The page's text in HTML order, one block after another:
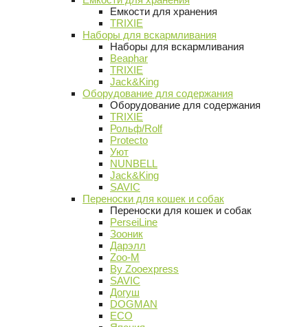
Емкости для хранения
TRIXIE
Наборы для вскармливания
Наборы для вскармливания
Beaphar
TRIXIE
Jack&King
Оборудование для содержания
Оборудование для содержания
TRIXIE
Рольф/Rolf
Protecto
Уют
NUNBELL
Jack&King
SAVIC
Переноски для кошек и собак
Переноски для кошек и собак
PerseiLine
Зооник
Дарэлл
Zoo-M
By Zooexpress
SAVIC
Догуш
DOGMAN
ECO